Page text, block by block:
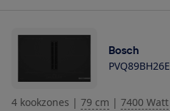
Bosch
PVQ89BH26E
4 kookzones | 79 cm | 7400 Watt